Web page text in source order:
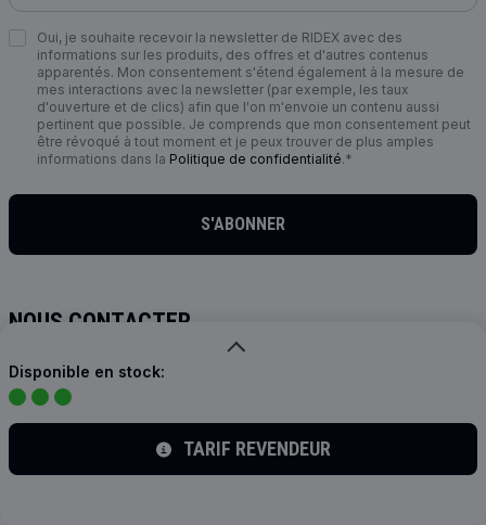
Disponible en stock:
TARIF REVENDEUR
NOUS CONTACTER
info@ridex.de
NOUS SUIVRE
Oui, je souhaite recevoir la newsletter de RIDEX avec des
informations sur les produits, des offres et d'autres contenus
apparentés. Mon consentement s'étend également à la mesure de
mes interactions avec la newsletter (par exemple, les taux
d'ouverture et de clics) afin que l'on m'envoie un contenu aussi
pertinent que possible. Je comprends que mon consentement peut
être révoqué à tout moment et je peux trouver de plus amples
informations dans la Politique de confidentialité.*
S'ABONNER